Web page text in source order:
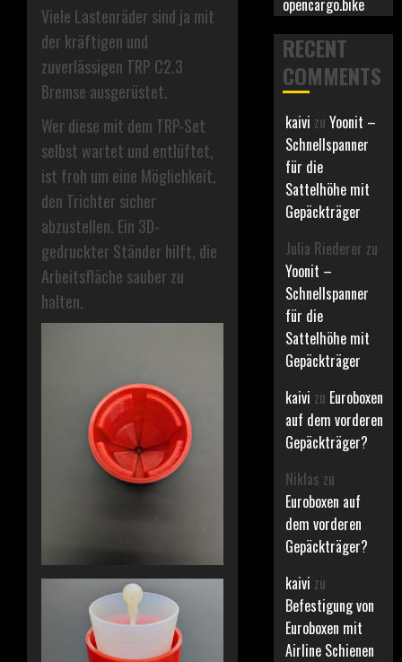
Viele Lastenräder sind ja mit
der kräftigen und
zuverlässigen TRP C2.3
Bremse ausgerüstet.
Wer diese mit dem TRP-Set
selbst wartet und entlüftet,
ist froh um eine Möglichkeit,
den Trichter sicher
abzustellen. Ein 3D-
gedruckter Ständer hilft, die
Arbeitsfläche sauber zu
halten.
opencargo.bike
RECENT
COMMENTS
kaivi zuYoonit –
Schnellspanner
für die
Sattelhöhe mit
Gepäckträger
Julia Riederer zu
Yoonit –
Schnellspanner
für die
Sattelhöhe mit
Gepäckträger
kaivi zu Euroboxen
auf dem vorderen
Gepäckträger?
Niklas zu
Euroboxen auf
dem vorderen
Gepäckträger?
kaivi zu
Befestigung von
Euroboxen mit
Airline Schienen